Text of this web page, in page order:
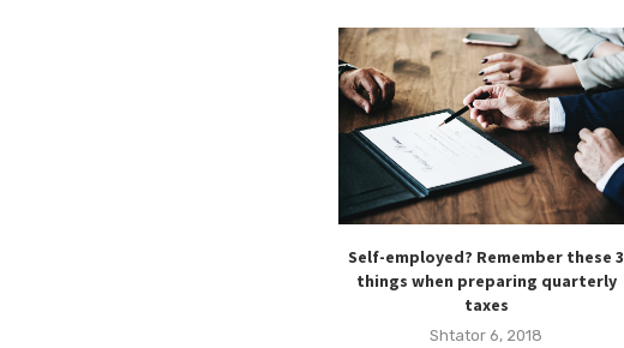
Self-employed? Remember these 3
things when preparing quarterly
taxes
Shtator 6, 2018